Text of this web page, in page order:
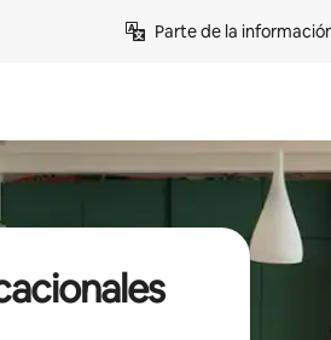
Parte de la